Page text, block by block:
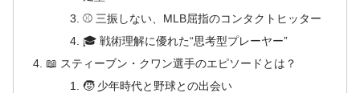
⚾ 三振しない、MLB屈指のコンタクトヒッター
🎓 戦術理解に優れた“思考型プレーヤー”
📖 スティーブン・クワン選手のエピソードとは？
🧒 少年時代と野球との出会い